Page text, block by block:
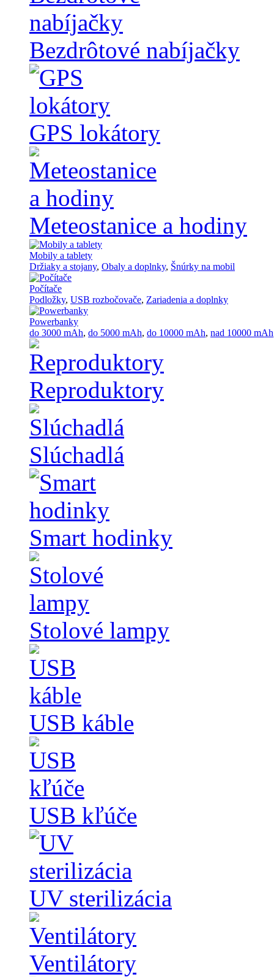
Bezdrôtové nabíjačky
GPS lokátory
Meteostanice a hodiny
Mobily a tablety
Držiaky a stojany, Obaly a doplnky, Šnúrky na mobil
Počítače
Podložky, USB rozbočovače, Zariadenia a doplnky
Powerbanky
do 3000 mAh, do 5000 mAh, do 10000 mAh, nad 10000 mAh
Reproduktory
Slúchadlá
Smart hodinky
Stolové lampy
USB káble
USB kľúče
UV sterilizácia
Ventilátory